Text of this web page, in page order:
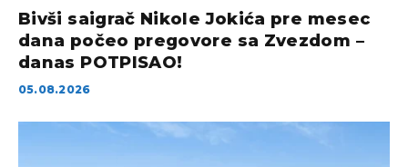
Bivši saigrač Nikole Jokića pre mesec
dana počeo pregovore sa Zvezdom –
danas POTPISAO!
05.08.2026